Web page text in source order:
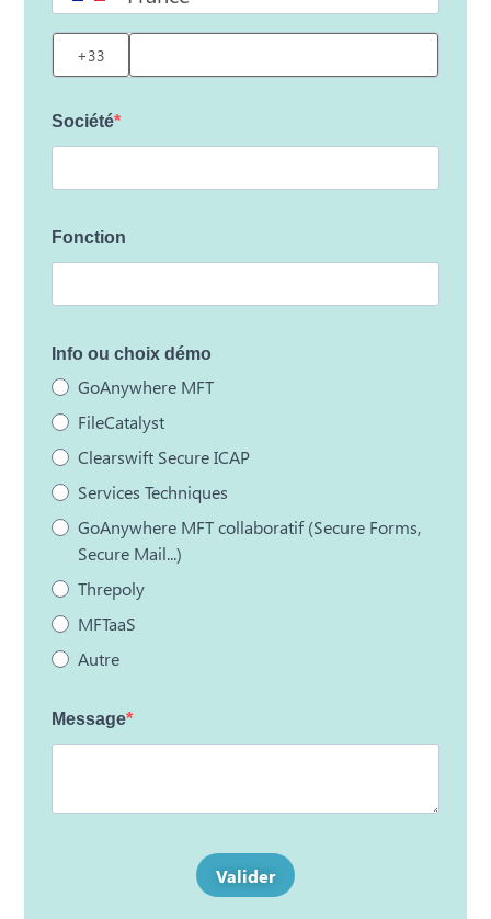
Société
Fonction
Info ou choix démo
GoAnywhere MFT
FileCatalyst
Clearswift Secure ICAP
Services Techniques
GoAnywhere MFT collaboratif (Secure Forms,
Secure Mail...)
Threpoly
MFTaaS
Autre
Message
Valider